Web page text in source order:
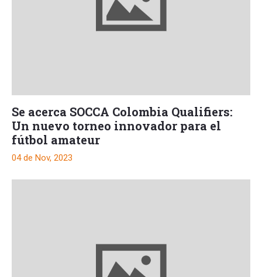
Se acerca SOCCA Colombia Qualifiers:
Un nuevo torneo innovador para el
fútbol amateur
04 de Nov, 2023